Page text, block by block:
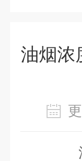
油烟浓
油